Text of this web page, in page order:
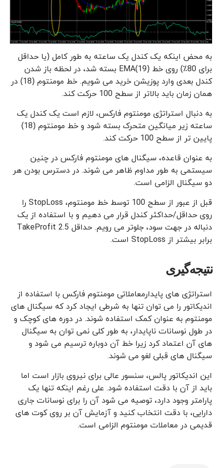
به محض اینکه یک کندل یک ساعته به طور کامل (یا حداقل
برای 80٪) روی خط EMA(19) بسته شد، در لحظه باز شدن
کندل بعدی وارد پوزیشن خرید می شویم. خط مومنتوم (18) در
همان زمان باید بالاتر از سطح 100 حرکت کند.
به دنبال استراتژی مومنتوم فارکس، لازم است یک کندل یک
ساعته زیر میانگین متحرک بسته شود و خط مومنتوم (18)
پایین تر از سطح 100 حرکت کند.
به عنوان قاعده، سیگنال های مومنتوم فارکس در چنین
سیستمی به طور مداوم ظاهر می شوند. در دسترس بودن هر
دو سیگنال الزامی است.
قبل از عبور از سطح 100 توسط خط مومنتوم، StopLoss را
روی حداقل/حداکثر کندل قرار می دهیم و با استفاده از یک
دنباله در جهت سود، جلوتر می رویم. حداقل TakeProfit 2.5
برابر بیشتر از StopLoss است.
نتیجه‌گیری
استراتژی های پایدارمعاملاتی مومنتوم فارکس با استفاده از
اندیکاتور را می توان تنها به شرطی ایجاد کرد که سیگنال های
مومنتوم به عنوان کمک استفاده شوند. در دوره های کوچک و
در طول نوسانات ناپایدار، به طور کلی نمی توان به سیگنال
های آن اعتماد کرد زیرا خط آن دوباره ترسیم می شود و
سیگنال های قبلی لغو می شوند.
این اندیکاتور پالس، سنسور عالی برای نیروی بازار است اما
باید از آن با دقت استفاده شود. علی رغم اینکه تنها یک
پارامتر وجود دارد، توصیه می شود آن را برای نوسانات جاری
دارایی، با دقت انتخاب کنید و آزمایش آن بر روی کوت های
قدیمی در معاملات مومنتوم الزامی است.